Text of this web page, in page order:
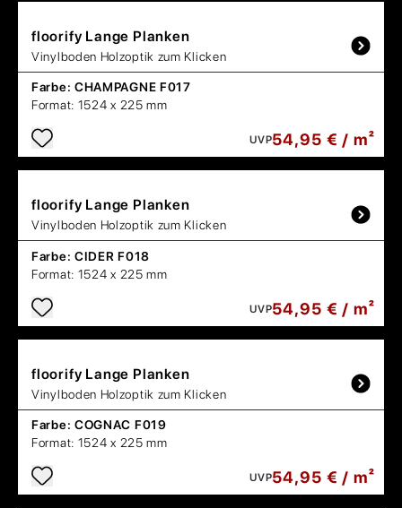
floorify Lange Planken
Vinylboden Holzoptik zum Klicken
Farbe: CHAMPAGNE F017
Format: 1524 x 225 mm
UVP54,95 € / m²
floorify Lange Planken
Vinylboden Holzoptik zum Klicken
Farbe: CIDER F018
Format: 1524 x 225 mm
UVP54,95 € / m²
floorify Lange Planken
Vinylboden Holzoptik zum Klicken
Farbe: COGNAC F019
Format: 1524 x 225 mm
UVP54,95 € / m²